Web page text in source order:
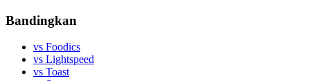
Bandingkan
vs Foodics
vs Lightspeed
vs Toast